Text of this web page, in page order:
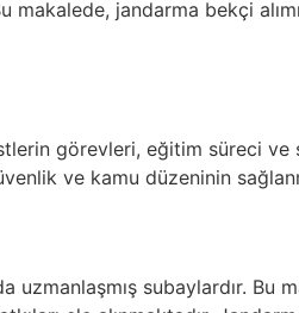
jandarma bekçi
görevleri, eğitim süreci ve
ve kamu düzeninin
uzmanlaşmış subaylardır. Bu